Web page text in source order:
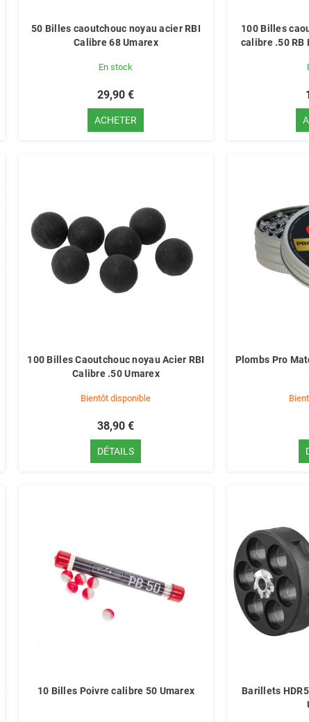
50 Billes caoutchouc noyau acier RBI
Calibre 68 Umarex
En stock
29,90 €
ACHETER
100 Billes
calibre .50 RB
100 Billes Caoutchouc noyau Acier RBI
Calibre .50 Umarex
Bientôt disponible
38,90 €
DÉTAILS
Plombs Pro
10 Billes Poivre calibre 50 Umarex
Barillets